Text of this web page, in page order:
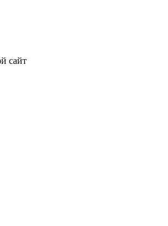
сайт